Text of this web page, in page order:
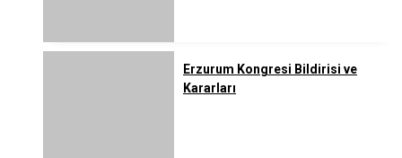
Erzurum Kongresi Bildirisi ve
Kararları